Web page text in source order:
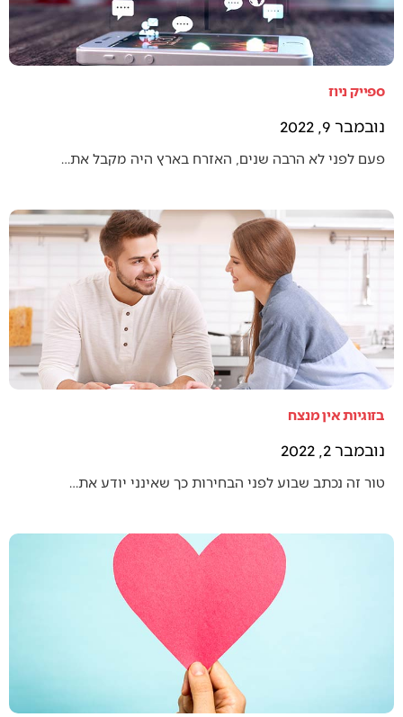
ספייק ניוז
נובמבר 9, 2022
פעם לפני לא הרבה שנים, האזרח בארץ היה מקבל את…
בזוגיות אין מנצח
נובמבר 2, 2022
טור זה נכתב שבוע לפני הבחירות כך שאינני יודע את…